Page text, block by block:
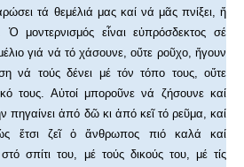
τά θεμέλιά μας καί νά μᾶς πνίξει, ἤ
μοντερνισμός εἶναι εὐπρόσδεκτος σέ
γιά νά τό χάσουνε, οὔτε ροῦχο, ἤγουν
νά τούς δένει μέ τόν τόπο τους, οὔτε
τους. Αὐτοί μποροῦνε νά ζήσουνε καί
πηγαίνει ἀπό δῶ κι ἀπό κεῖ τό ρεῦμα, καί
ἔτσι ζεῖ ὁ ἄνθρωπος πιό καλά καί
σπίτι του, μέ τούς δικούς του, μέ τίς